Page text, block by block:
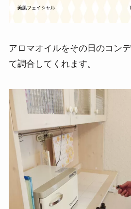
アロマオイルをその日のコン
て調合してくれます。